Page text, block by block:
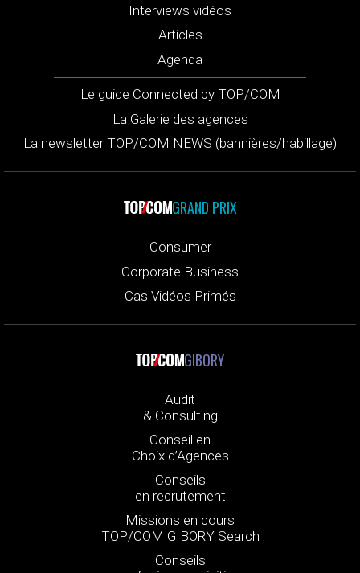
Interviews vidéos
Articles
Agenda
Le guide Connected by TOP/COM
La Galerie des agences
La newsletter TOP/COM NEWS (bannières/habillage)
GRAND PRIX
Consumer
Corporate Business
Cas Vidéos Primés
GIBORY
Audit
& Consulting
Conseil en
Choix d’Agences
Conseils
en recrutement
Missions en cours
TOP/COM GIBORY Search
Conseils